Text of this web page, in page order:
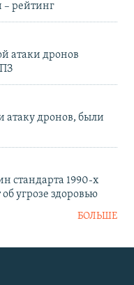
– рейтинг
атаки дронов
атаку дронов, были
стандарта 1990-х
угрозе здоровью
БОЛЬШЕ